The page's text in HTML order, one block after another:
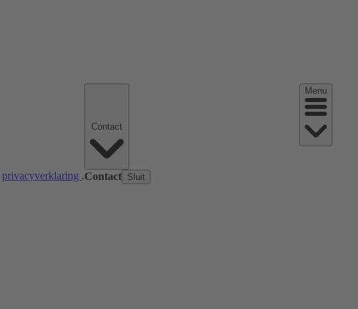
privacyverklaring .Contact Sluit
Menu